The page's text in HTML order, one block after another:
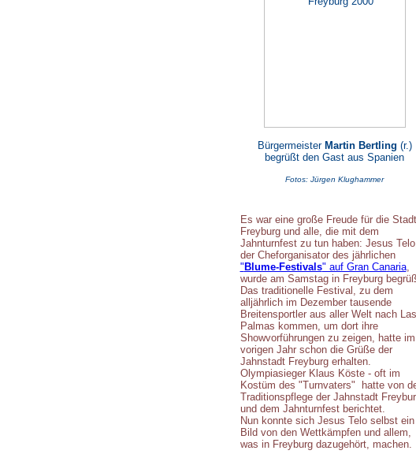
Bürgermeister Martin Bertling (r.)
begrüßt den Gast aus Spanien
Fotos: Jürgen Klughammer
Es war eine große Freude für die Stadt
Freyburg und alle, die mit dem
Jahnturnfest zu tun haben: Jesus
der Cheforganisator des jährlichen
" Blume-Festivals" auf Gran Canaria,
wurde am Samstag in Freyburg
Das traditionelle Festival, zu dem
alljährlich im Dezember tausende
Breitensportler aus aller Welt nach Las
Palmas kommen, um dort ihre
Showvorführungen zu zeigen, hatte im
vorigen Jahr schon die Grüße der
Jahnstadt Freyburg erhalten.
Olympiasieger Klaus Köste - oft im
Kostüm des "Turnvaters" hatte von
Traditionspflege der Jahnstadt
und dem Jahnturnfest berichtet.
Nun konnte sich Jesus Telo selbst ein
Bild von den Wettkämpfen und allem,
was in Freyburg dazugehört, machen.